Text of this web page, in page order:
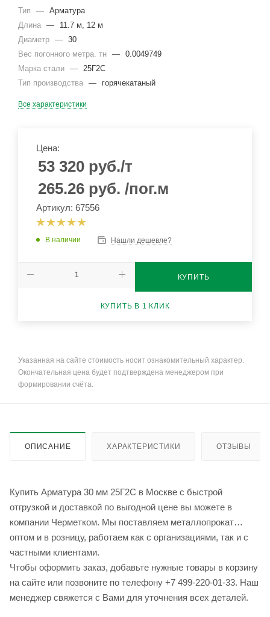
Тип — Арматура
Длина —
11.7 м, 12 м
Диаметр — 30
Вес погонного метра. тн — 0.0049749
Марка стали — 25Г2С
Тип производства — горячекатаный
Все характеристики
Цена:
53 320 руб./т
265.26 руб. /пог.м
Артикул: 67556
В наличии Нашли дешевле?
КУПИТЬ
КУПИТЬ В 1 КЛИК
Указанная на сайте стоимость носит ознакомительный характер.
Окончательная цена будет подтверждена менеджером при
формировании счёта.
ОПИСАНИЕ ХАРАКТЕРИСТИКИ ОТЗЫВЫ
Купить Арматура 30 мм 25Г2С в Москве с быстрой
отгрузкой и доставкой по выгодной цене вы можете в
компании Черметком. Мы поставляем металлопрокат
оптом и в розницу, работаем как с организациями, так и с
частными клиентами.
Чтобы оформить заказ, добавьте нужные товары в корзину
на сайте или позвоните по телефону +7 499-220-01-33. Наш
менеджер свяжется с Вами для уточнения всех деталей.